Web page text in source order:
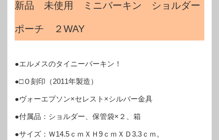
新品 未使用 ミニバーキン ショルダー
ポーチ ２WAY
●エルメスのタイニーバーキン！
●□Ｏ刻印（2011年製造）
●ヴォーエプソン×セレスト×シルバー金具
●付属品：ショルダー、保管袋×２、箱
●サイズ：Ｗ14.5ｃｍＸＨ9ｃｍＸＤ3.3ｃｍ。